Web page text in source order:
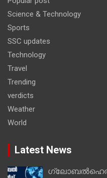
Science & Technology
Sports
SSC updates
Technology
Travel
Trending
verdicts
Weather
World
Latest News